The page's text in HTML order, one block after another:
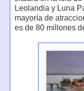
Leolandia y Luna
mayoría de
es de 80 millones